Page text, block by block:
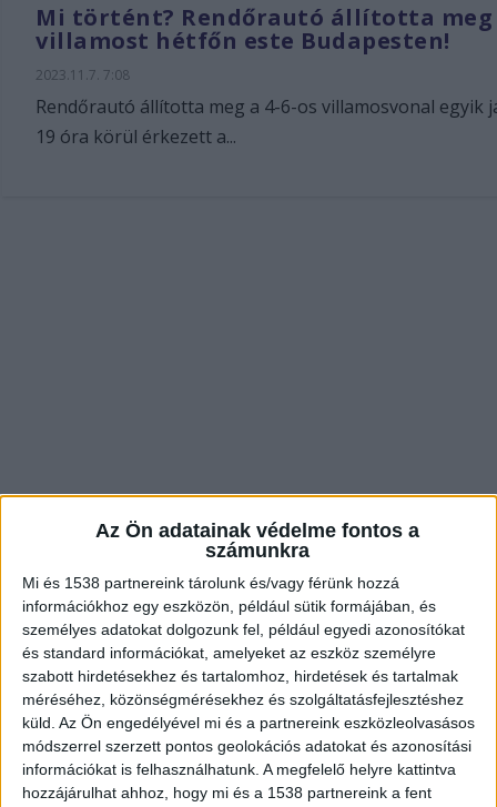
Az Ön adatainak védelme fontos a
számunkra
Mi és 1538 partnereink tárolunk és/vagy férünk hozzá
információkhoz egy eszközön, például sütik formájában, és
személyes adatokat dolgozunk fel, például egyedi azonosítókat
és standard információkat, amelyeket az eszköz személyre
szabott hirdetésekhez és tartalomhoz, hirdetések és tartalmak
méréséhez, közönségmérésekhez és szolgáltatásfejlesztéshez
küld. Az Ön engedélyével mi és a partnereink eszközleolvasásos
módszerrel szerzett pontos geolokációs adatokat és azonosítási
információkat is felhasználhatunk. A megfelelő helyre kattintva
hozzájárulhat ahhoz, hogy mi és a 1538 partnereink a fent
Mi történt? Rendőrautó állította meg
villamost hétfőn este Budapesten!
2023.11.7. 7:08
Rendőrautó állította meg a 4-6-os villamosvonal egyik
19 óra körül érkezett a...